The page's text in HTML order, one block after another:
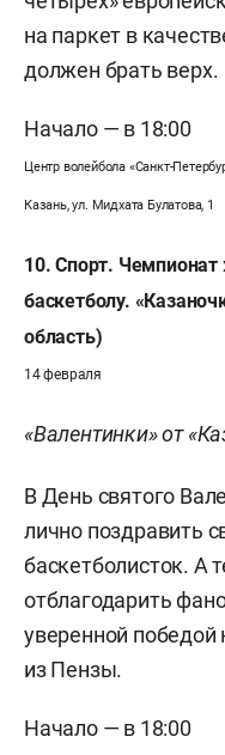
на паркет в
должен брать верх.
Начало — в 18:00
Центр волейбола «Санкт-
Казань, ул. Мидхата Булатова, 1
10. Спорт. Чемпионат
баскетболу.
область)
14 февраля
«Валентинки» от
В День святого
лично поздравить
баскетболисток. А
отблагодарить
уверенной победой
из Пензы.
Начало — в 18:00